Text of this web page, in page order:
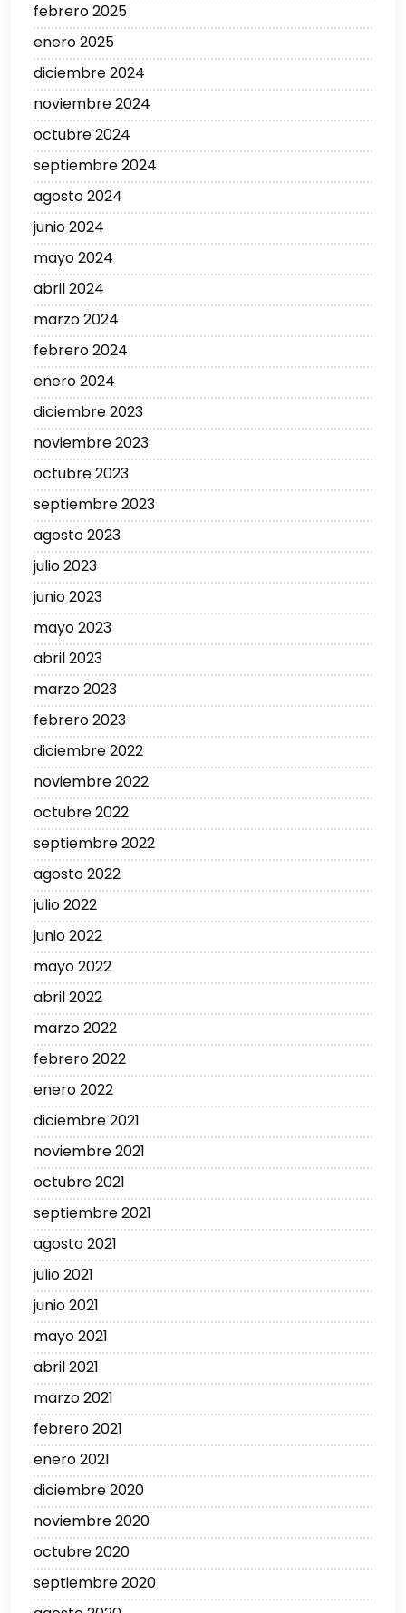
febrero 2025
enero 2025
diciembre 2024
noviembre 2024
octubre 2024
septiembre 2024
agosto 2024
junio 2024
mayo 2024
abril 2024
marzo 2024
febrero 2024
enero 2024
diciembre 2023
noviembre 2023
octubre 2023
septiembre 2023
agosto 2023
julio 2023
junio 2023
mayo 2023
abril 2023
marzo 2023
febrero 2023
diciembre 2022
noviembre 2022
octubre 2022
septiembre 2022
agosto 2022
julio 2022
junio 2022
mayo 2022
abril 2022
marzo 2022
febrero 2022
enero 2022
diciembre 2021
noviembre 2021
octubre 2021
septiembre 2021
agosto 2021
julio 2021
junio 2021
mayo 2021
abril 2021
marzo 2021
febrero 2021
enero 2021
diciembre 2020
noviembre 2020
octubre 2020
septiembre 2020